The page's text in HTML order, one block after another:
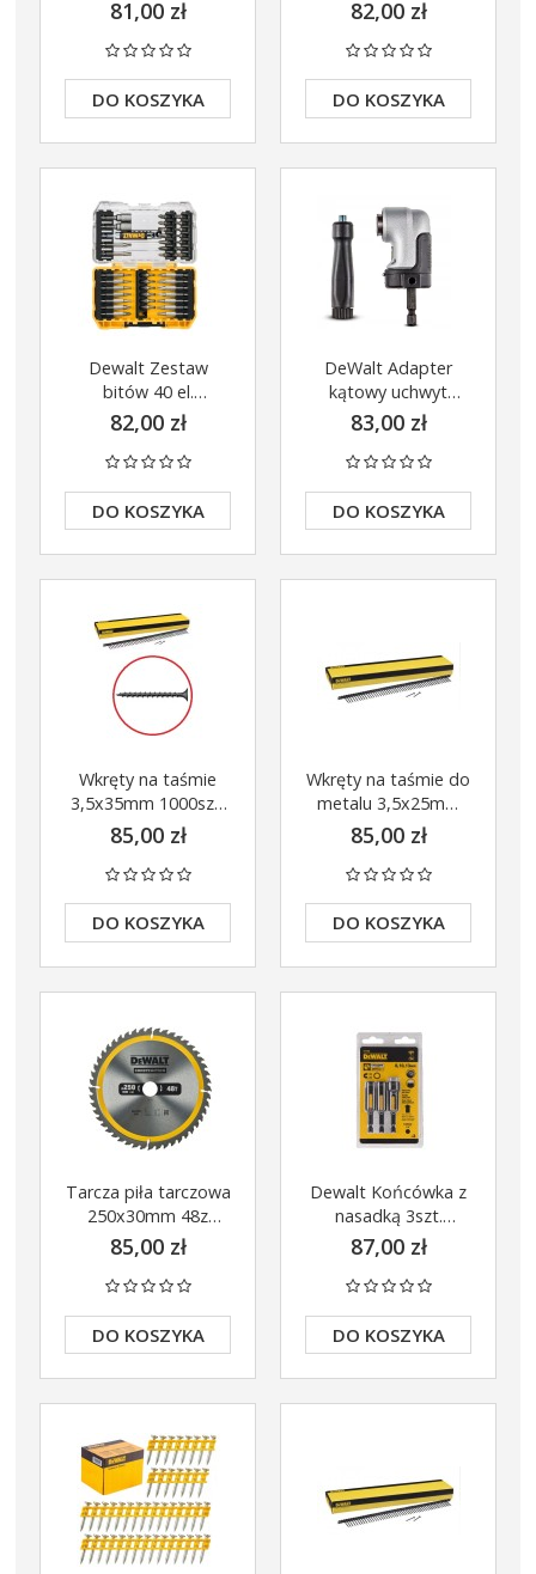
72364
81,00 zł
DO KOSZYKA
DT10303-QZ
82,00 zł
DO KOSZYKA
Dewalt Zestaw
bitów 40 el.
DT70717
82,00 zł
DO KOSZYKA
DeWalt Adapter
kątowy uchwyt
udarowy 65mm 1/4
HEX DT20503
83,00 zł
DO KOSZYKA
Wkręty na taśmie
3,5x35mm 1000szt.
do DCF620/1
DeWalt
DWF4100350
85,00 zł
DO KOSZYKA
Wkręty na taśmie do
metalu 3,5x25mm
1000szt. do
DCF620/1 DeWalt
DWF4000250
85,00 zł
DO KOSZYKA
Tarcza piła tarczowa
250x30mm 48z
DeWalt DT1957
85,00 zł
DO KOSZYKA
Dewalt Końcówka z
nasadką 3szt.
8,10,13mm DT7460-
QZ
87,00 zł
DO KOSZYKA